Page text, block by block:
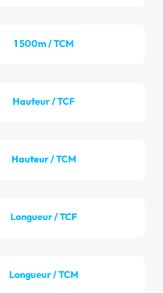
1 500m / TCM
Hauteur / TCF
Hauteur / TCM
Longueur / TCF
Longueur / TCM